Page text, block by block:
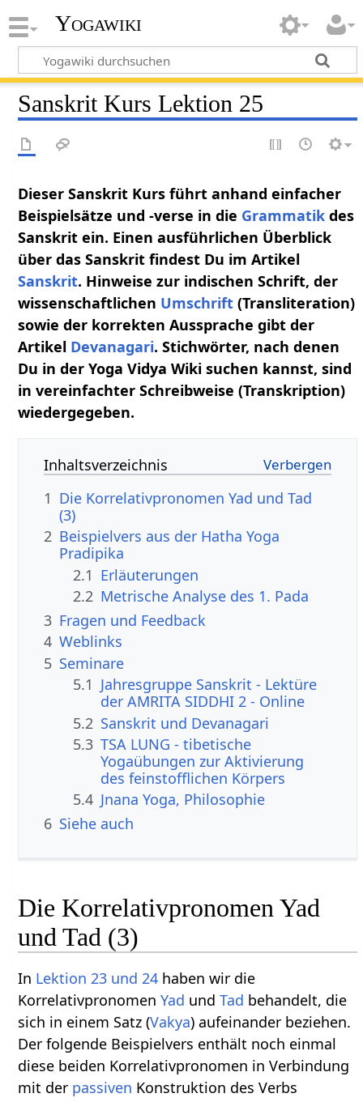
Yogawiki
Sanskrit Kurs Lektion 25
Dieser Sanskrit Kurs führt anhand einfacher
Beispielsätze und -verse in die Grammatik des
Sanskrit ein. Einen ausführlichen Überblick
über das Sanskrit findest Du im Artikel
Sanskrit. Hinweise zur indischen Schrift, der
wissenschaftlichen Umschrift (Transliteration)
sowie der korrekten Aussprache gibt der
Artikel Devanagari. Stichwörter, nach denen
Du in der Yoga Vidya Wiki suchen kannst, sind
in vereinfachter Schreibweise (Transkription)
wiedergegeben.
Inhaltsverzeichnis
1 Die Korrelativpronomen Yad und Tad
(3)
2 Beispielvers aus der Hatha Yoga
Pradipika
2.1 Erläuterungen
2.2 Metrische Analyse des 1. Pada
3 Fragen und Feedback
4 Weblinks
5 Seminare
5.1 Jahresgruppe Sanskrit - Lektüre
der AMRITA SIDDHI 2 - Online
5.2 Sanskrit und Devanagari
5.3 TSA LUNG - tibetische
Yogaübungen zur Aktivierung
des feinstofflichen Körpers
5.4 Jnana Yoga, Philosophie
6 Siehe auch
Die Korrelativpronomen Yad
und Tad (3)
In Lektion 23 und 24 haben wir die
KorrelativpronomenYad undTad behandelt, die
sich in einem Satz (Vakya) aufeinander beziehen.
Der folgende Beispielvers enthält noch einmal
diese beiden Korrelativpronomen in Verbindung
mit der passiven Konstruktion des Verbs